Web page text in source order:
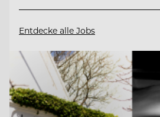
Entdecke alle Jobs